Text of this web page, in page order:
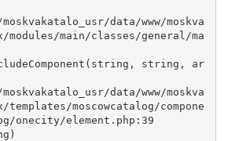
main/classes/general/ma
string, ar
moscowcatalog/compone
onecity/element.php:39